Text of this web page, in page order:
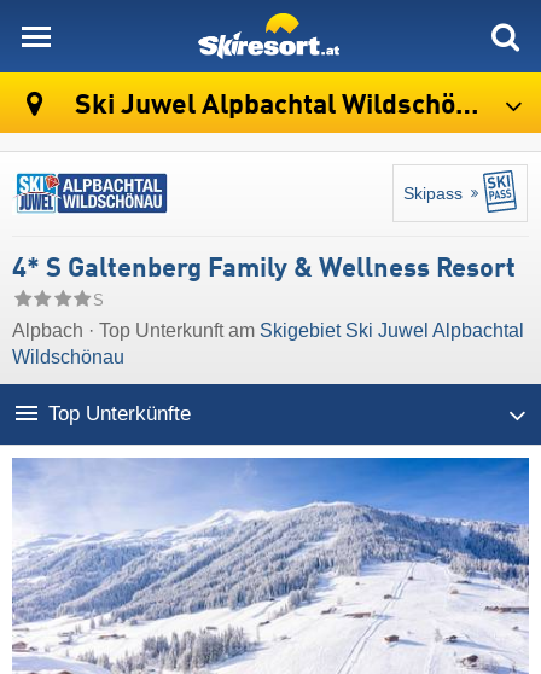
Ski Juwel Alpbachtal Wildschönau
Skipass
4* S Galtenberg Family & Wellness Resort
S
Alpbach · Top Unterkunft am Skigebiet Ski Juwel Alpbachtal
Wildschönau
Top Unterkünfte